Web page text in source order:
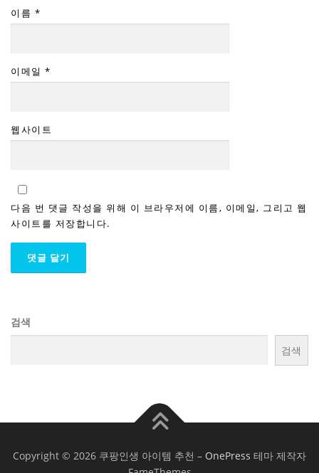
이름 *
이메일 *
웹사이트
다음 번 댓글 작성을 위해 이 브라우저에 이름, 이메일, 그리고 웹
사이트를 저장합니다.
검색
검색
Copyright © 2026 쿠팡인생 아이템 추천 – OnePress 테마 제작자